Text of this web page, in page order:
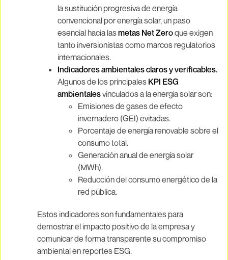
la sustitución progresiva de energía
convencional por energía solar, un paso
esencial hacia lasmetas Net Zeroque exigen
tanto inversionistas como marcos regulatorios
internacionales.
Indicadores ambientales claros y verificables.
Algunos de los principales KPI ESG
ambientalesvinculados a la energía solar son:
Emisiones de gases de efecto
invernadero (GEI) evitadas.
Porcentaje de energía renovable sobre el
consumo total.
Generación anual de energía solar
(MWh).
Reducción del consumo energético de la
red pública.
Estos indicadores son fundamentales para
demostrar el impacto positivo de la empresa y
comunicar de forma transparente su compromiso
ambiental en reportes ESG.